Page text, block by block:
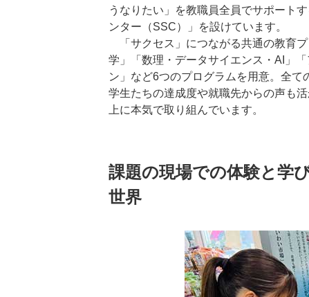
うなりたい」を教職員全員でサポート
ンター（SSC）」を設けています。
「サクセス」につながる共通の教育
学」「数理・データサイエンス・AI」
ン」など6つのプログラムを用意。全て
学生たちの達成度や就職先からの声も
上に本気で取り組んでいます。
課題の現場での体験と学
世界